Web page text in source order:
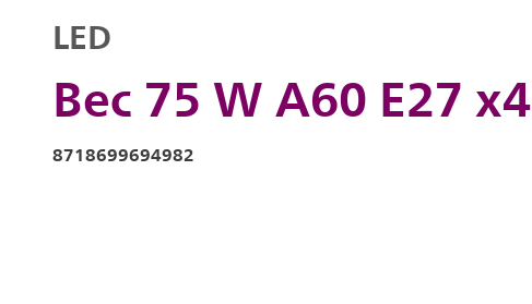
Bec 75 W A60 E27 x4
LED
8718699694982